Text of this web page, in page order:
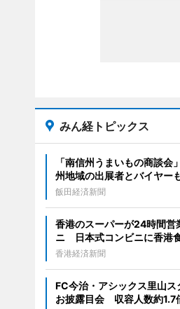
みん経トピックス
「南信州うまいもの商談
州地域の出展者とバイヤー
飯田経済新聞
香港のスーパーが24時間営
ニ 日本式コンビニに香港
香港経済新聞
FC今治・アシックス里山ス
お披露目会 収容人数約1.7